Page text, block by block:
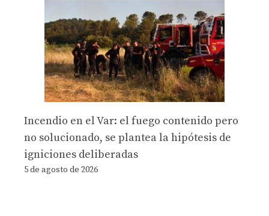
Incendio en el Var: el fuego contenido pero
no solucionado, se plantea la hipótesis de
igniciones deliberadas
5 de agosto de 2026